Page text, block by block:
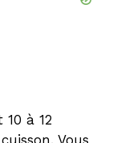
à 12
Vous